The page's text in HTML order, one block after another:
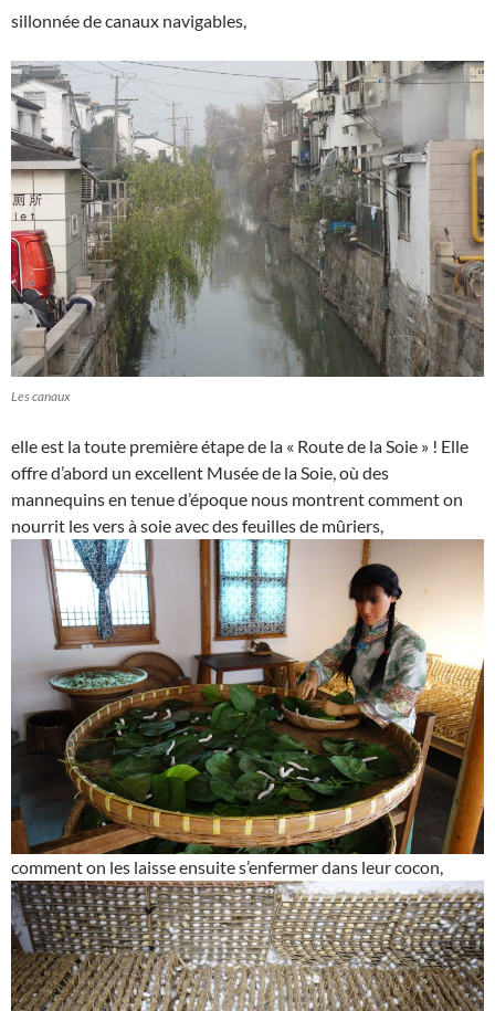
sillonnée de canaux navigables,
Les canaux
elle est la toute première étape de la « Route de la Soie » ! Elle
offre d’abord un excellent Musée de la Soie, où des
mannequins en tenue d’époque nous montrent comment on
nourrit les vers à soie avec des feuilles de mûriers,
comment on les laisse ensuite s’enfermer dans leur cocon,